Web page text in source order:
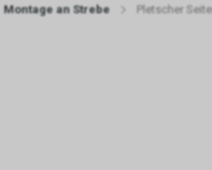
Montage an Strebe Pletscher